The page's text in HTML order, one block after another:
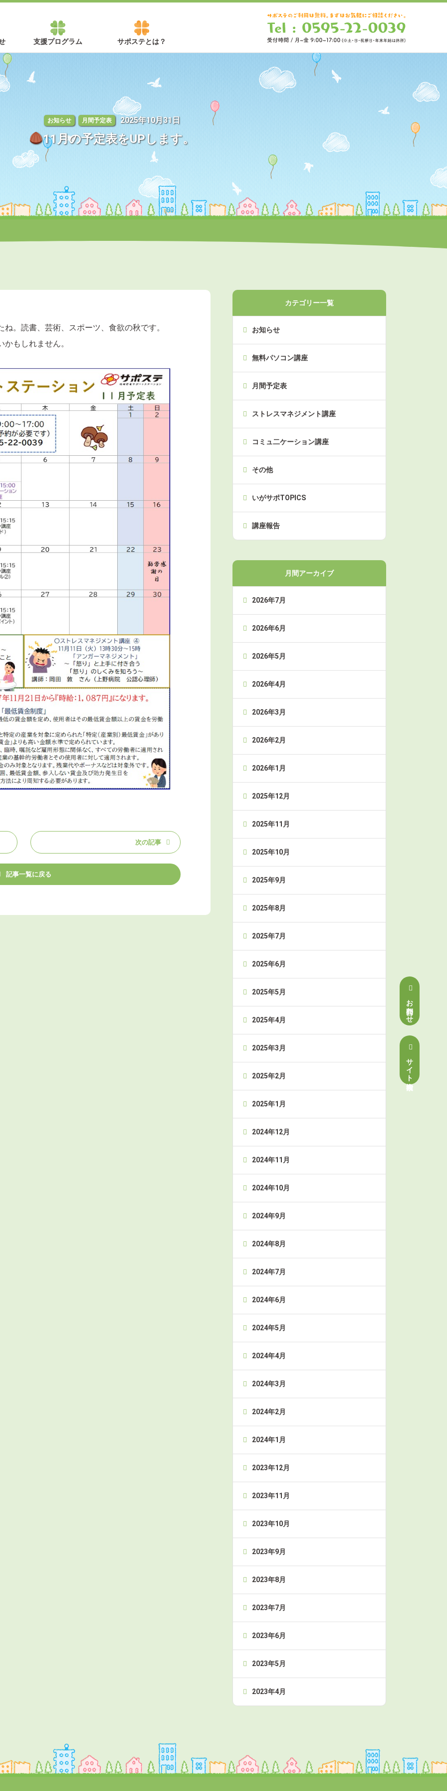
お問合わせ
サイト内検索
支援プログラム サポステとは？
お知らせ 月間予定表 2025年10月31日
11月の予定表をUPします。
。読書、芸術、スポーツ、食欲の秋です。
もしれません。
次の記事
記事一覧に戻る
カテゴリー一覧
お知らせ
無料パソコン講座
月間予定表
ストレスマネジメント講座
コミュ二ケーション講座
その他
いがサポTOPICS
講座報告
月間アーカイブ
2026年7月
2026年6月
2026年5月
2026年4月
2026年3月
2026年2月
2026年1月
2025年12月
2025年11月
2025年10月
2025年9月
2025年8月
2025年7月
2025年6月
2025年5月
2025年4月
2025年3月
2025年2月
2025年1月
2024年12月
2024年11月
2024年10月
2024年9月
2024年8月
2024年7月
2024年6月
2024年5月
2024年4月
2024年3月
2024年2月
2024年1月
2023年12月
2023年11月
2023年10月
2023年9月
2023年8月
2023年7月
2023年6月
2023年5月
2023年4月